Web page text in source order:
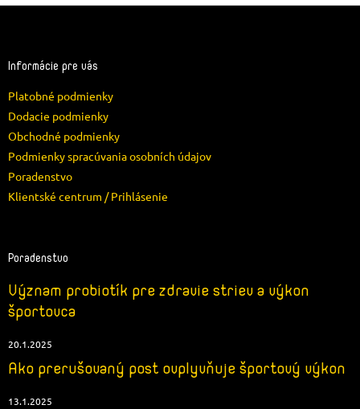
Informácie pre vás
Platobné podmienky
Dodacie podmienky
Obchodné podmienky
Podmienky spracúvania osobních údajov
Poradenstvo
Klientské centrum / Prihlásenie
Poradenstvo
Význam probiotík pre zdravie striev a výkon
športovca
20.1.2025
Ako prerušovaný post ovplyvňuje športový výkon
13.1.2025